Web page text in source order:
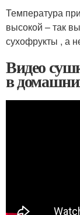
Температура
высокой – так
сухофрукты , а
Видео
в